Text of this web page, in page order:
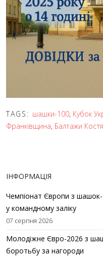
TAGS: шашки-100, Кубок
Франківщина, Балтажи
ІНФОРМАЦІЯ
Чемпіонат Європи з шашок-
у командному заліку
07 серпня 2026
Молодіжне Євро-2026 з
боротьбу за нагороди